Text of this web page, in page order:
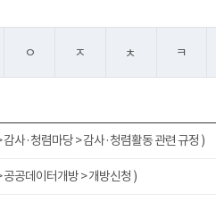
ㅇ ㅈ ㅊ ㅋ
감사·청렴마당 > 감사·청렴활동 관련 규정 )
공공데이터개방 > 개방신청 )